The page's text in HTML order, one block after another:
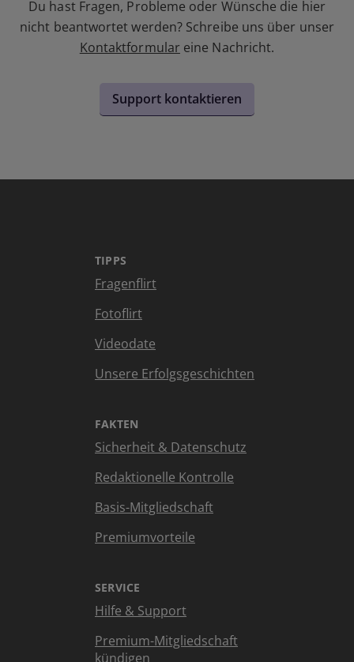
Du hast Fragen, Probleme oder Wünsche die hier
nicht beantwortet werden? Schreibe uns über unser
Kontaktformular eine Nachricht.
Support kontaktieren
TIPPS
Fragenflirt
Fotoflirt
Videodate
Unsere Erfolgsgeschichten
FAKTEN
Sicherheit & Datenschutz
Redaktionelle Kontrolle
Basis-Mitgliedschaft
Premiumvorteile
SERVICE
Hilfe & Support
Premium-Mitgliedschaft
kündigen